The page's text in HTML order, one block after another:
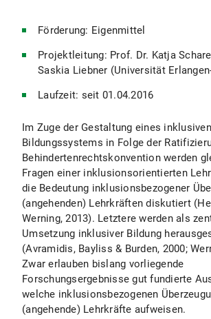
Förderung: Eigenmittel
Projektleitung: Prof. Dr. Katja
Saskia Liebner (Universität
Laufzeit: seit 01.04.2016
Im Zuge der Gestaltung eines inklusiven
Bildungssystems in Folge der
Behindertenrechtskonvention werden
Fragen einer inklusionsorientierten
die Bedeutung inklusionsbezogener
(angehenden) Lehrkräften diskutiert
Werning, 2013). Letztere werden als
Umsetzung inklusiver Bildung
(Avramidis, Bayliss & Burden, 2000;
Zwar erlauben bislang vorliegende
Forschungsergebnisse gut fundierte
welche inklusionsbezogenen
(angehende) Lehrkräfte aufweisen.